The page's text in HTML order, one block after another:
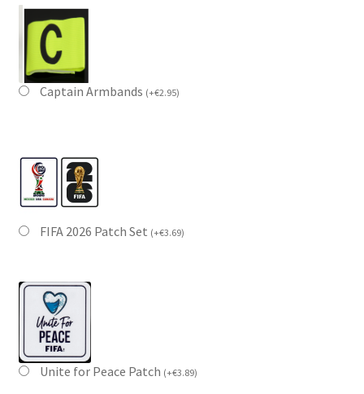
Captain Armbands (+€2.95)
FIFA 2026 Patch Set (+€3.69)
Unite for Peace Patch (+€3.89)